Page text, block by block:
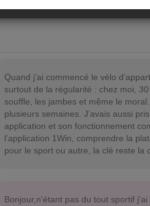
Quand j’ai commencé le vélo
surtout de la régularité : chez moi,
souffle, les jambes et même le
plusieurs semaines. J’avais aussi
application et son fonctionnement
l’application 1Win, comprendre la
pour le sport ou autre, la clé reste la
Bonjour,n'étant pas du tout sportif